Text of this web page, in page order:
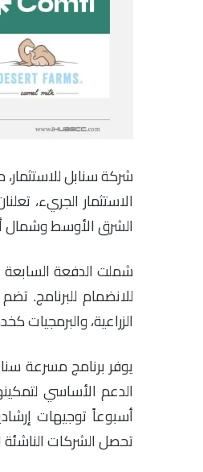
الشرق الأوسط وشمال
للانضمام للبرنامج.
الزراعية، والبرمجيات
أسبوعاً توجيهات
تحصل الشركات الناشئة